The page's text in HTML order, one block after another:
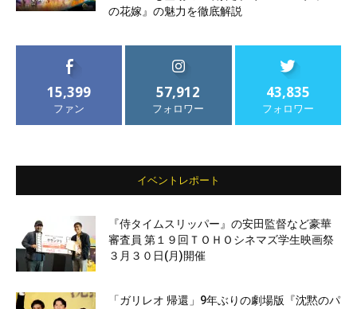
の花嫁』の魅力を徹底解説
15,399
ファン
57,912
フォロワー
43,835
フォロワー
イベントレポート
『侍タイムスリッパー』の安田監督など豪華
審査員 第１９回ＴＯＨＯシネマズ学生映画祭
３月３０日(月)開催
「ガリレオ 帰還」9年ぶりの劇場版『沈黙のパ